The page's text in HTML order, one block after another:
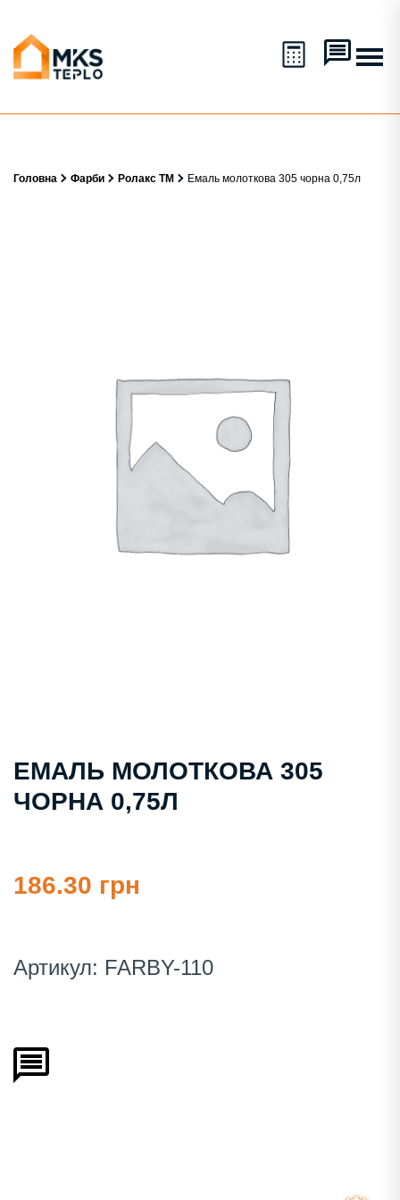
Головна Фарби Ролакс ТМ Емаль молоткова 305 чорна 0,75л
ЕМАЛЬ МОЛОТКОВА 305
ЧОРНА 0,75Л
186.30 грн
Артикул: FARBY-110